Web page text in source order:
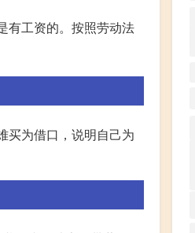
有工资的。按照劳动法
买为借口，说明自己为